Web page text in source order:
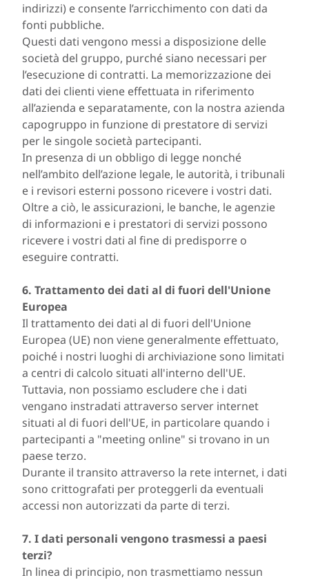
indirizzi) e consente l’arricchimento con dati da
fonti pubbliche.
Questi dati vengono messi a disposizione delle
società del gruppo, purché siano necessari per
l’esecuzione di contratti. La memorizzazione dei
dati dei clienti viene effettuata in riferimento
all’azienda e separatamente, con la nostra azienda
capogruppo in funzione di prestatore di servizi
per le singole società partecipanti.
In presenza di un obbligo di legge nonché
nell’ambito dell’azione legale, le autorità, i tribunali
e i revisori esterni possono ricevere i vostri dati.
Oltre a ciò, le assicurazioni, le banche, le agenzie
di informazioni e i prestatori di servizi possono
ricevere i vostri dati al fine di predisporre o
eseguire contratti.
6. Trattamento dei dati al di fuori dell'Unione
Europea
Il trattamento dei dati al di fuori dell'Unione
Europea (UE) non viene generalmente effettuato,
poiché i nostri luoghi di archiviazione sono limitati
a centri di calcolo situati all'interno dell'UE.
Tuttavia, non possiamo escludere che i dati
vengano instradati attraverso server internet
situati al di fuori dell'UE, in particolare quando i
partecipanti a "meeting online" si trovano in un
paese terzo.
Durante il transito attraverso la rete internet, i dati
sono crittografati per proteggerli da eventuali
accessi non autorizzati da parte di terzi.
7. I dati personali vengono trasmessi a paesi
terzi?
In linea di principio, non trasmettiamo nessun